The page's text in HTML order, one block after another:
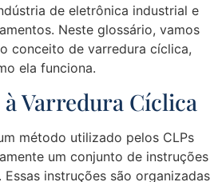
de eletrônica industrial e
Neste glossário, vamos
conceito de varredura cíclica,
ela funciona.
Varredura Cíclica
método utilizado pelos CLPs
um conjunto de instruções
instruções são organizadas